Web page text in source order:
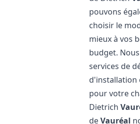
pouvons
choisir le
mieux à vos
budget.
services de
d'installation
pour votre
Dietrich
deVauréal